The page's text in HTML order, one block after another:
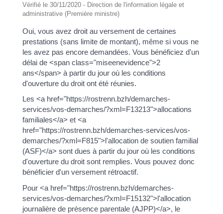
Vérifié le 30/11/2020 - Direction de l'information légale et
administrative (Première ministre)
Oui, vous avez droit au versement de certaines
prestations (sans limite de montant), même si vous ne
les avez pas encore demandées. Vous bénéficiez d'un
délai de <span class="miseenevidence">2
ans</span> à partir du jour où les conditions
d'ouverture du droit ont été réunies.
Les <a href="https://rostrenn.bzh/demarches-
services/vos-demarches/?xml=F13213">allocations
familiales</a> et <a
href="https://rostrenn.bzh/demarches-services/vos-
demarches/?xml=F815">l'allocation de soutien familial
(ASF)</a> sont dues à partir du jour où les conditions
d'ouverture du droit sont remplies. Vous pouvez donc
bénéficier d'un versement rétroactif.
Pour <a href="https://rostrenn.bzh/demarches-
services/vos-demarches/?xml=F15132">l'allocation
journalière de présence parentale (AJPP)</a>, le